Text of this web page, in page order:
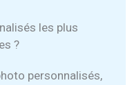
les plus
?
personnalisés,